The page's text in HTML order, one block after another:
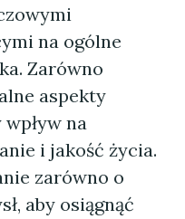
na ogólne
Zarówno
aspekty
na
i jakość życia.
zarówno o
aby osiągnąć